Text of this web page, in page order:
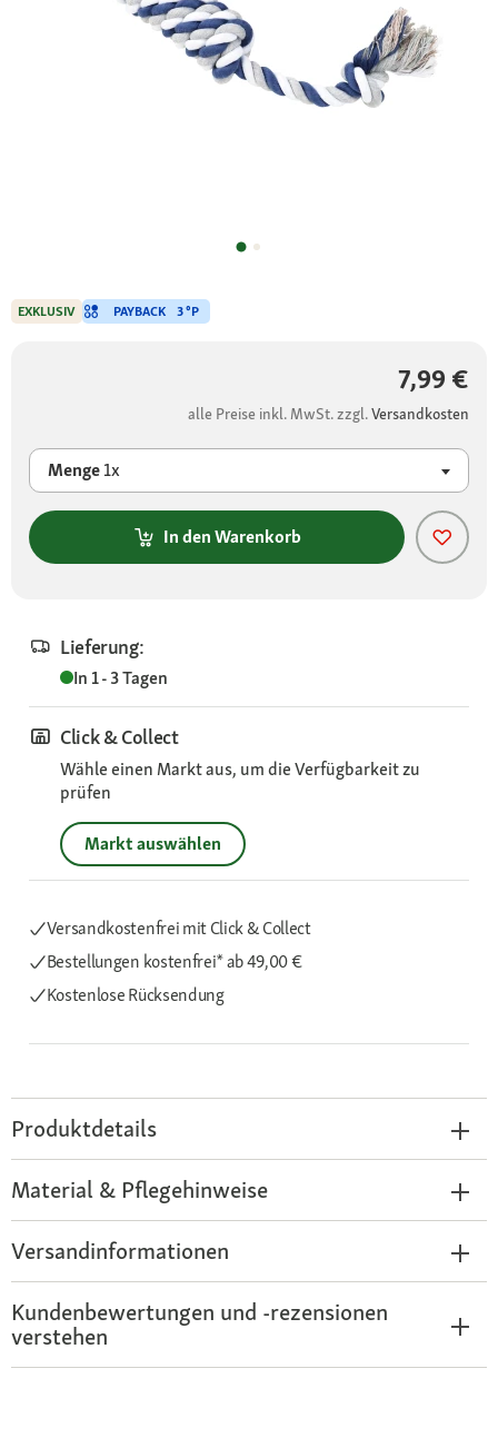
7,99 €
alle Preise inkl. MwSt. zzgl.Versandkosten
Menge1x
In den Warenkorb
Lieferung:
In 1 - 3 Tagen
Click & Collect
Wähle einen Markt aus, um die Verfügbarkeit zu
prüfen
Markt auswählen
Versandkostenfrei mit Click & Collect
Bestellungen kostenfrei*ab 49,00 €
Kostenlose Rücksendung
EXKLUSIV PAYBACK 3 °P
Produktdetails
Material & Pflegehinweise
Versandinformationen
Kundenbewertungen und -rezensionen
verstehen